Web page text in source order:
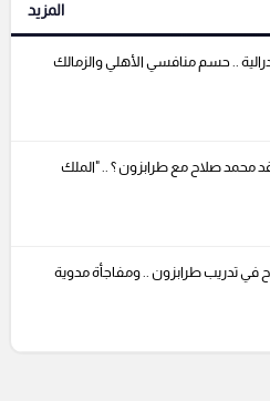
المزيد
.. حسم منافسي الأهلي والزمالك
محمد صلاح مع طرابزون ؟ .. "الملك
تدريب طرابزون .. ومفاجأة مدوية